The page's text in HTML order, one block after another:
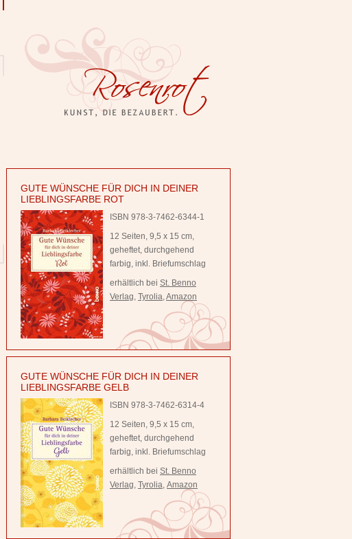
GUTE WÜNSCHE FÜR DICH IN DEINER
LIEBLINGSFARBE ROT
ISBN 978-3-7462-6344-1
12 Seiten, 9,5 x 15 cm,
geheftet, durchgehend
farbig, inkl. Briefumschlag
erhältlich bei St. Benno
Verlag, Tyrolia,Amazon
GUTE WÜNSCHE FÜR DICH IN DEINER
LIEBLINGSFARBE GELB
ISBN 978-3-7462-6314-4
12 Seiten, 9,5 x 15 cm,
geheftet, durchgehend
farbig, inkl. Briefumschlag
erhältlich bei St. Benno
Verlag, Tyrolia, Amazon